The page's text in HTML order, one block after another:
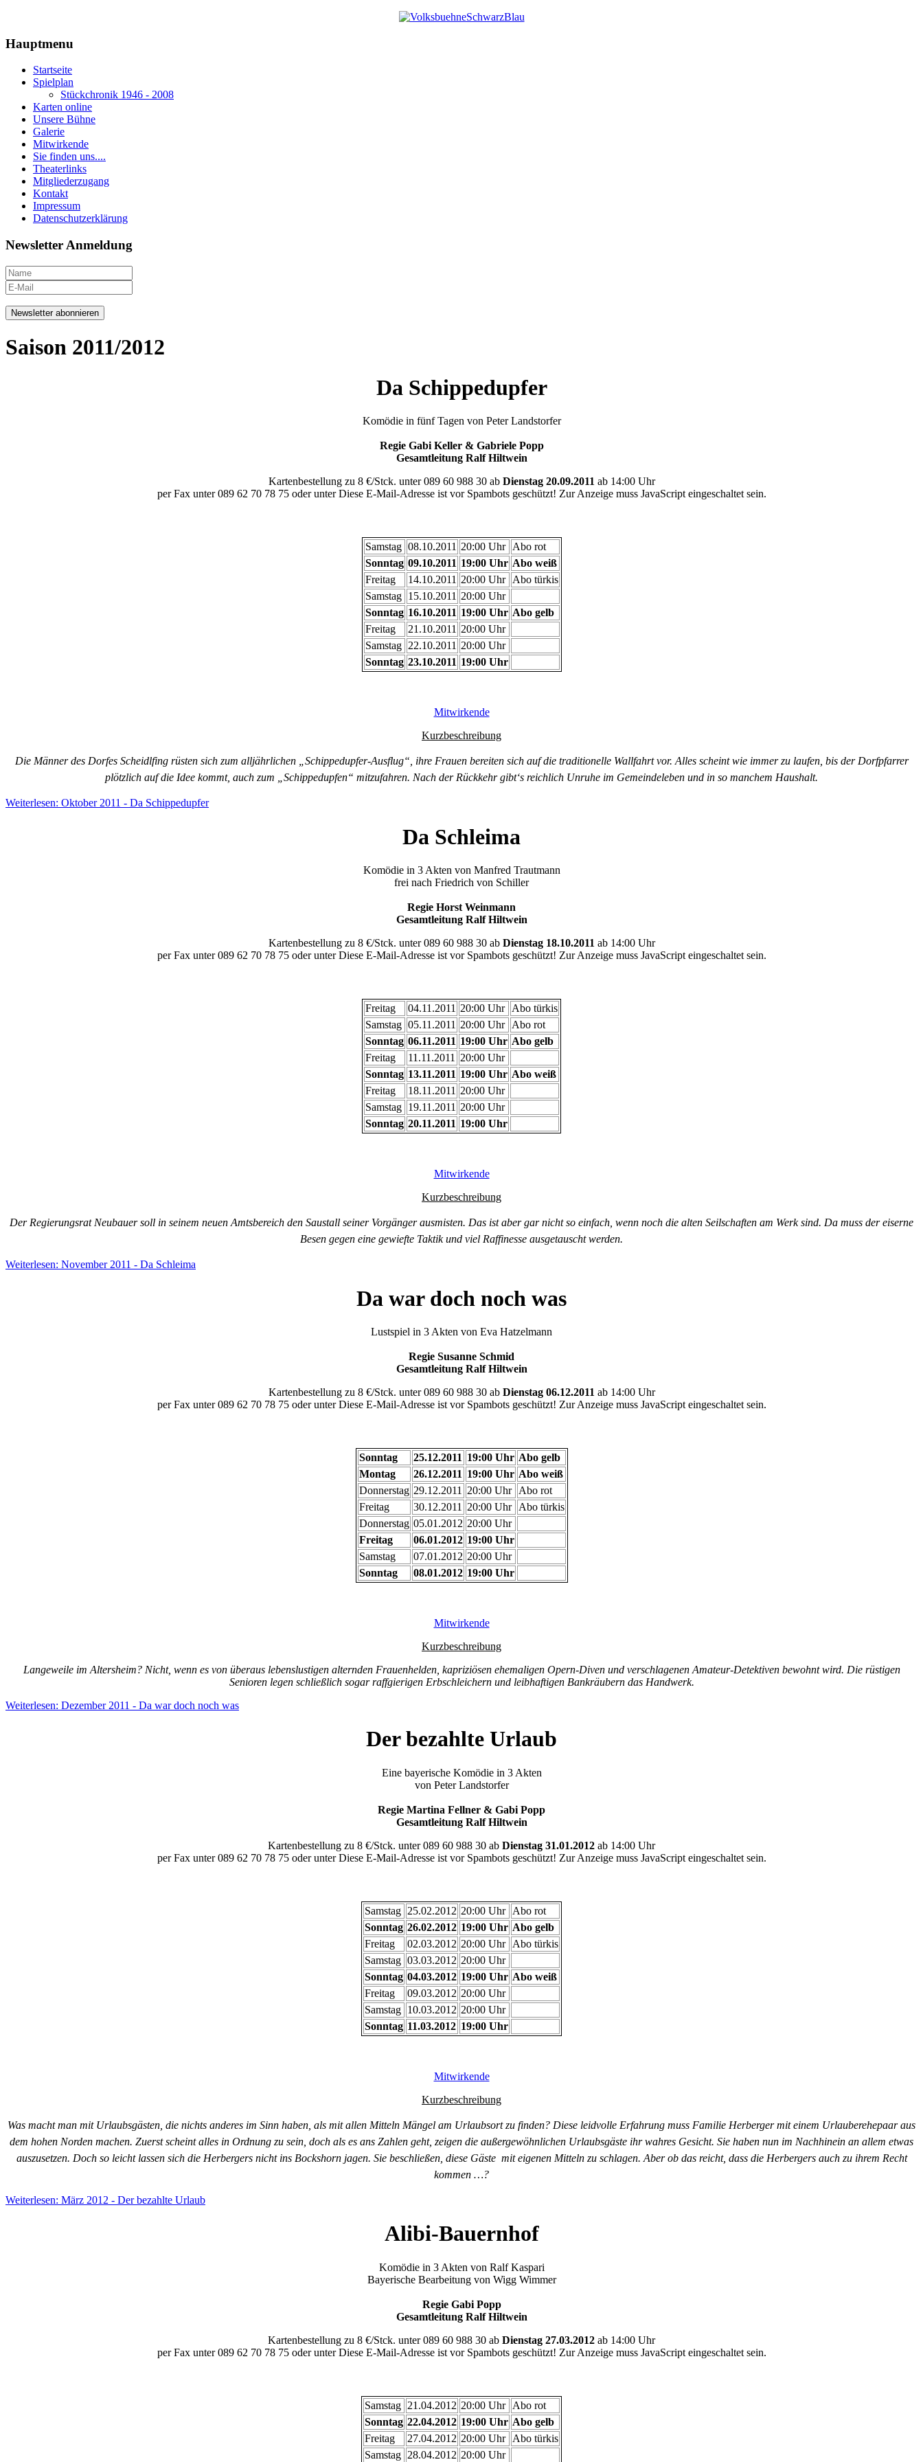
Hauptmenu
Startseite
Spielplan
Stückchronik 1946 - 2008
Karten online
Unsere Bühne
Galerie
Mitwirkende
Sie finden uns....
Theaterlinks
Mitgliederzugang
Kontakt
Impressum
Datenschutzerklärung
Newsletter Anmeldung
Newsletter abonnieren
Saison 2011/2012
Da Schippedupfer
Komödie in fünf Tagen von Peter Landstorfer
Regie Gabi Keller & Gabriele Popp
Gesamtleitung Ralf Hiltwein
Kartenbestellung zu 8 €/Stck. unter 089 60 988 30 ab Dienstag 20.09.2011 ab 14:00 Uhr
per Fax unter 089 62 70 78 75 oder unterDiese E-Mail-Adresse ist vor Spambots geschützt! Zur Anzeige muss JavaScript eingeschaltet sein.
Samstag 08.10.2011 20:00 Uhr
Abo rot
Sonntag 09.10.2011 19:00 Uhr Abo weiß
Freitag
14.10.2011 20:00 Uhr
Abo türkis
Samstag
15.10.2011 20:00 Uhr
Sonntag 16.10.2011 19:00 Uhr Abo gelb
Freitag
21.10.2011 20:00 Uhr
Samstag
22.10.2011 20:00 Uhr
Sonntag 23.10.2011 19:00 Uhr
Mitwirkende
Kurzbeschreibung
Die Männer des Dorfes Scheidlfing rüsten sich zum alljährlichen „Schippedupfer-Ausflug“, ihre Frauen bereiten sich auf die traditionelle Wallfahrt vor. Alles scheint wie immer zu laufen, bis der Dorfpfarrer
plötzlich auf die Idee kommt, auch zum „Schippedupfen“ mitzufahren. Nach der Rückkehr gibt‘s reichlich Unruhe im Gemeindeleben und in so manchem Haushalt.
Weiterlesen: Oktober 2011 - Da Schippedupfer
Da Schleima
Komödie in 3 Akten von Manfred Trautmann
frei nach Friedrich von Schiller
Regie Horst Weinmann
Gesamtleitung Ralf Hiltwein
Kartenbestellung zu 8 €/Stck. unter 089 60 988 30 ab Dienstag 18.10.2011 ab 14:00 Uhr
per Fax unter 089 62 70 78 75 oder unterDiese E-Mail-Adresse ist vor Spambots geschützt! Zur Anzeige muss JavaScript eingeschaltet sein.
Freitag 04.11.2011 20:00 Uhr
Abo türkis
Samstag 05.11.2011 20:00 Uhr
Abo rot
Sonntag 06.11.2011 19:00 Uhr Abo gelb
Freitag
11.11.2011
20:00 Uhr
Sonntag 13.11.2011 19:00 Uhr Abo weiß
Freitag
18.11.2011 20:00 Uhr
Samstag 19.11.2011 20:00 Uhr
Sonntag 20.11.2011 19:00 Uhr
Mitwirkende
Kurzbeschreibung
Der Regierungsrat Neubauer soll in seinem neuen Amtsbereich den Saustall seiner Vorgänger ausmisten. Das ist aber gar nicht so einfach, wenn noch die alten Seilschaften am Werk sind. Da muss der eiserne
Besen gegen eine gewiefte Taktik und viel Raffinesse ausgetauscht werden.
Weiterlesen: November 2011 - Da Schleima
Da war doch noch was
Lustspiel in 3 Akten von Eva Hatzelmann
Regie Susanne Schmid
Gesamtleitung Ralf Hiltwein
Kartenbestellung zu 8 €/Stck. unter 089 60 988 30 ab Dienstag 06.12.2011 ab 14:00 Uhr
per Fax unter 089 62 70 78 75 oder unterDiese E-Mail-Adresse ist vor Spambots geschützt! Zur Anzeige muss JavaScript eingeschaltet sein.
Sonntag 25.12.2011 19:00 Uhr Abo gelb
Montag
26.12.2011 19:00 Uhr Abo weiß
Donnerstag 29.12.2011 20:00 Uhr
Abo rot
Freitag
30.12.2011 20:00 Uhr
Abo türkis
Donnerstag 05.01.2012 20:00 Uhr
Freitag
06.01.2012 19:00 Uhr
Samstag
07.01.2012 20:00 Uhr
Sonntag
08.01.2012 19:00 Uhr
Mitwirkende
Kurzbeschreibung
Langeweile im Altersheim? Nicht, wenn es von überaus lebenslustigen alternden Frauenhelden, kapriziösen ehemaligen Opern-Diven und verschlagenen Amateur-Detektiven bewohnt wird. Die rüstigen
Senioren legen schließlich sogar raffgierigen Erbschleichern und leibhaftigen Bankräubern das Handwerk.
Weiterlesen: Dezember 2011 - Da war doch noch was
Der bezahlte Urlaub
Eine bayerische Komödie in 3 Akten
von Peter Landstorfer
Regie Martina Fellner & Gabi Popp
Gesamtleitung Ralf Hiltwein
Kartenbestellung zu 8 €/Stck. unter 089 60 988 30 ab Dienstag 31.01.2012 ab 14:00 Uhr
per Fax unter 089 62 70 78 75 oder unterDiese E-Mail-Adresse ist vor Spambots geschützt! Zur Anzeige muss JavaScript eingeschaltet sein.
Samstag 25.02.2012 20:00 Uhr
Abo rot
Sonntag 26.02.2012 19:00 Uhr Abo gelb
Freitag
02.03.2012 20:00 Uhr
Abo türkis
Samstag 03.03.2012 20:00 Uhr
Sonntag 04.03.2012 19:00 Uhr Abo weiß
Freitag
09.03.2012 20:00 Uhr
Samstag 10.03.2012 20:00 Uhr
Sonntag 11.03.2012 19:00 Uhr
Mitwirkende
Kurzbeschreibung
Was macht man mit Urlaubsgästen, die nichts anderes im Sinn haben, als mit allen Mitteln Mängel am Urlaubsort zu finden? Diese leidvolle Erfahrung muss Familie Herberger mit einem Urlauberehepaar aus
dem hohen Norden machen. Zuerst scheint alles in Ordnung zu sein, doch als es ans Zahlen geht, zeigen die außergewöhnlichen Urlaubsgäste ihr wahres Gesicht. Sie haben nun im Nachhinein an allem etwas
auszusetzen. Doch so leicht lassen sich die Herbergers nicht ins Bockshorn jagen. Sie beschließen, diese Gäste mit eigenen Mitteln zu schlagen. Aber ob das reicht, dass die Herbergers auch zu ihrem Recht
kommen …?
Weiterlesen: März 2012 - Der bezahlte Urlaub
Alibi-Bauernhof
Komödie in 3 Akten von Ralf Kaspari
Bayerische Bearbeitung von Wigg Wimmer
Regie Gabi Popp
Gesamtleitung Ralf Hiltwein
Kartenbestellung zu 8 €/Stck. unter 089 60 988 30 ab Dienstag 27.03.2012 ab 14:00 Uhr
per Fax unter 089 62 70 78 75 oder unterDiese E-Mail-Adresse ist vor Spambots geschützt! Zur Anzeige muss JavaScript eingeschaltet sein.
Samstag 21.04.2012 20:00 Uhr
Abo rot
Sonntag 22.04.2012 19:00 Uhr Abo gelb
Freitag
27.04.2012 20:00 Uhr
Abo türkis
Samstag 28.04.2012 20:00 Uhr